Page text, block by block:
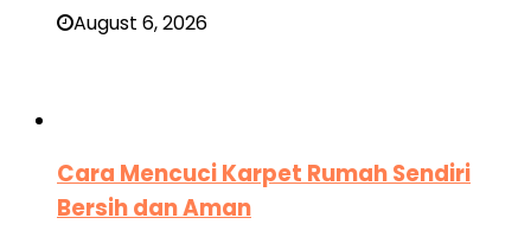
August 6, 2026
Cara Mencuci Karpet Rumah Sendiri
Bersih dan Aman